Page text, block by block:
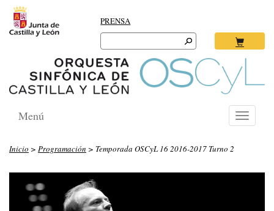
PRENSA
Search
for:
Toggle
Menú
Inicio > Programación > Temporada OSCyL 16 2016-2017 Turno 2